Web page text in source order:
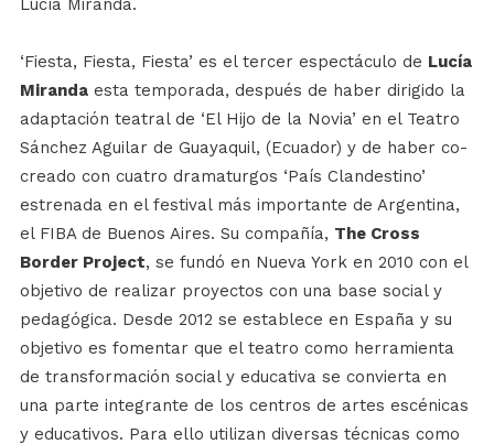
Lucía Miranda.
‘Fiesta, Fiesta, Fiesta’ es el tercer espectáculo de Lucía
Mirandaesta temporada, después de haber dirigido la
adaptación teatral de ‘El Hijo de la Novia’ en el Teatro
Sánchez Aguilar de Guayaquil, (Ecuador) y de haber co-
creado con cuatro dramaturgos ‘País Clandestino’
estrenada en el festival más importante de Argentina,
el FIBA de Buenos Aires. Su compañía, The Cross
Border Project, se fundó en Nueva York en 2010 con el
objetivo de realizar proyectos con una base social y
pedagógica. Desde 2012 se establece en España y su
objetivo es fomentar que el teatro como herramienta
de transformación social y educativa se convierta en
una parte integrante de los centros de artes escénicas
y educativos. Para ello utilizan diversas técnicas como